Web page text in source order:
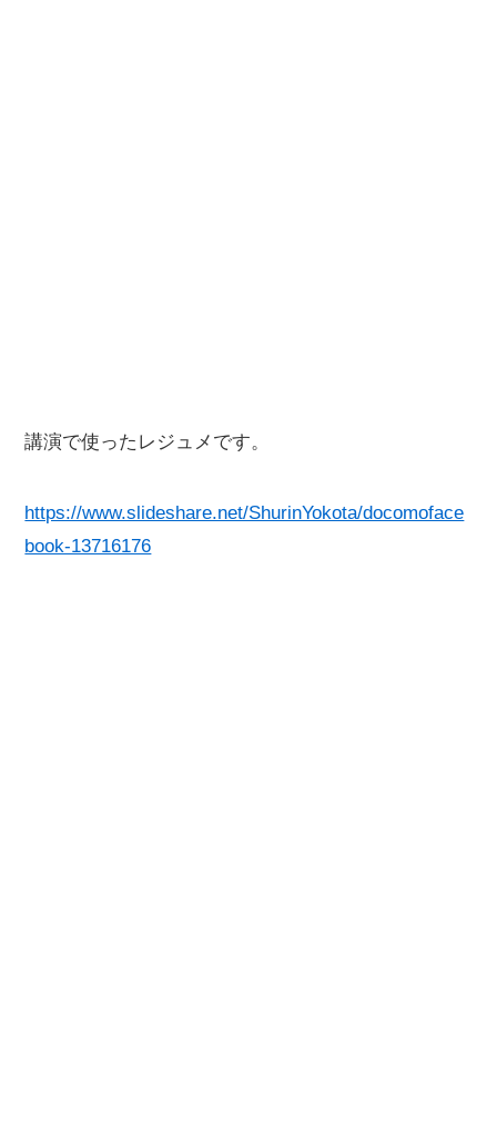
講演で使ったレジュメです。
https://www.slideshare.net/ShurinYokota/docomoface
book-13716176